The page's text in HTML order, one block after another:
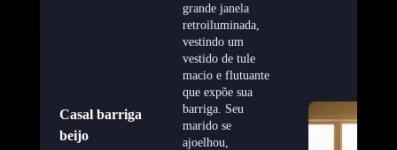
Casal barriga
beijo
grande janela
retroiluminada,
vestindo um
vestido de tule
macio e flutuante
que expõe sua
barriga. Seu
marido se
ajoelhou,